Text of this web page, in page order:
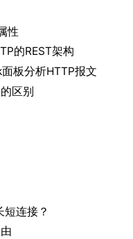
性
的REST架构
板分析HTTP报文
区别
短连接？